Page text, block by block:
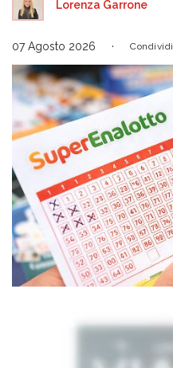
Lorenza Garrone
07 Agosto 2026 Condividi